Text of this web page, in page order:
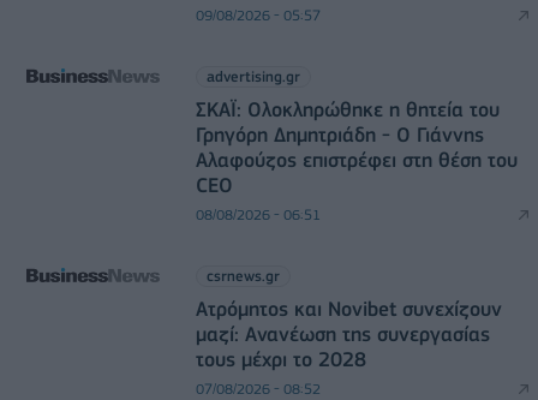
09/08/2026 - 05:57
advertising.gr
ΣΚΑΪ: Ολοκληρώθηκε η θητεία του
Γρηγόρη Δημητριάδη - Ο Γιάννης
Αλαφούζος επιστρέφει στη θέση του
CEO
08/08/2026 - 06:51
csrnews.gr
Ατρόμητος και Novibet συνεχίζουν
μαζί: Ανανέωση της συνεργασίας
τους μέχρι το 2028
07/08/2026 - 08:52